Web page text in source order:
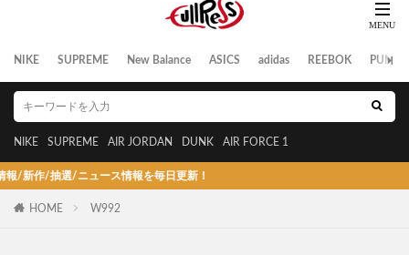
NIKE SUPREME New Balance ASICS adidas REEBOK PUMA
NIKE SUPREME AIR JORDAN DUNK AIR FORCE 1
/抽選/ニュース情報を毎日更新！
HOME W992